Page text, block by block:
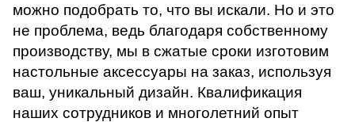
можно подобрать то, что вы искали. Но и это
не проблема, ведь благодаря собственному
производству, мы в сжатые сроки изготовим
настольные аксессуары на заказ, используя
ваш, уникальный дизайн. Квалификация
наших сотрудников и многолетний опыт